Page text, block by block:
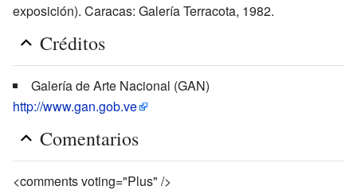
exposición). Caracas: Galería Terracota, 1982.
Créditos
Galería de Arte Nacional (GAN)
http://www.gan.gob.ve
Comentarios
<comments voting="Plus" />